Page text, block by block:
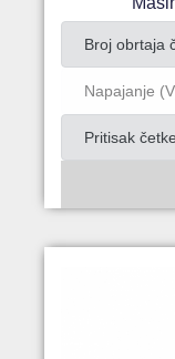
Broj obrtaja
Napajanje
Pritisak